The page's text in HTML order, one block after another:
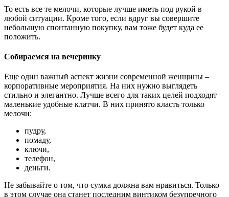
То есть все те мелочи, которые лучше иметь под рукой в
любой ситуации. Кроме того, если вдруг вы совершите
небольшую спонтанную покупку, вам тоже будет куда ее
положить.
Собираемся на вечеринку
Еще один важный аспект жизни современной женщины –
корпоративные мероприятия. На них нужно выглядеть
стильно и элегантно. Лучше всего для таких целей подходят
маленькие удобные клатчи. В них принято класть только
мелочи:
пудру,
помаду,
ключи,
телефон,
деньги.
Не забывайте о том, что сумка должна вам нравиться. Только
в этом случае она станет последним винтиком безупречного